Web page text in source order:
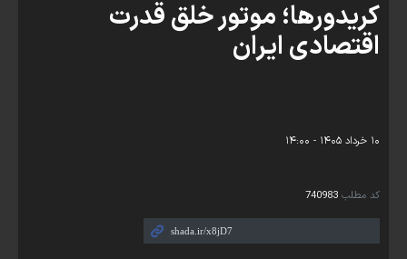
۱۰ خرداد ۱۴۰۵ - ۱۴:۰۰
کد مطلب 740983
کریدورها؛ موتور خلق قدرت
اقتصادی ایران